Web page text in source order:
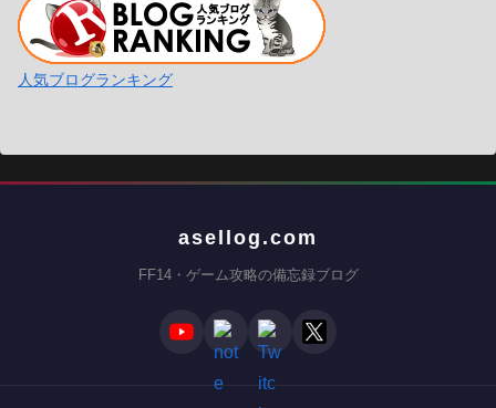
人気ブログランキング
asellog.com
FF14・ゲーム攻略の備忘録ブログ